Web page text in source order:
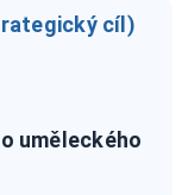
cíl)
uměleckého